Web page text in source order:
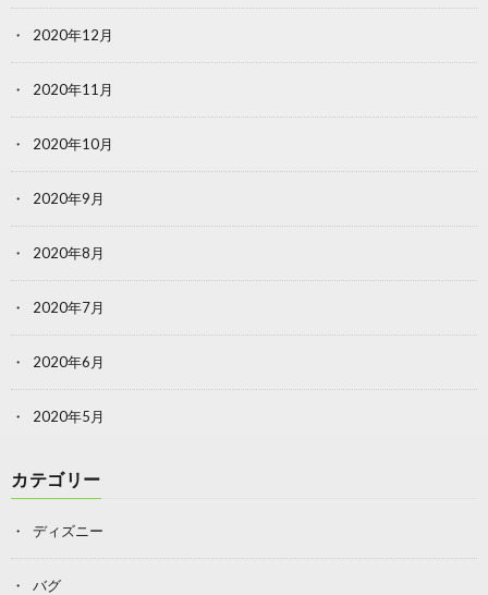
2020年12月
2020年11月
2020年10月
2020年9月
2020年8月
2020年7月
2020年6月
2020年5月
カテゴリー
ディズニー
バグ